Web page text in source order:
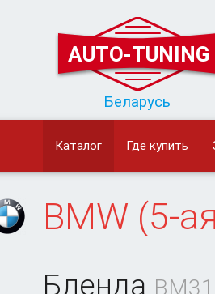
AUTO-TUNING
Беларусь
Каталог Где купить
BMW (5-
Бленда